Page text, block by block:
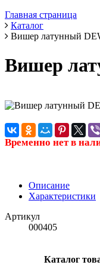
Главная страница
Каталог
Вишер латунный
Вишер
Временно нет в
Описание
Характеристики
Артикул
000405
Каталог